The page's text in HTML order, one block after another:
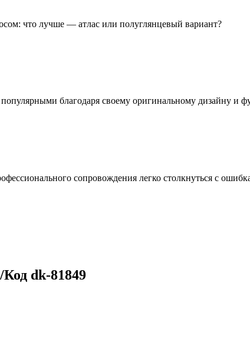
что лучше — атлас или полуглянцевый вариант?
благодаря своему оригинальному дизайну и
сопровождения легко столкнуться с
dk-81849